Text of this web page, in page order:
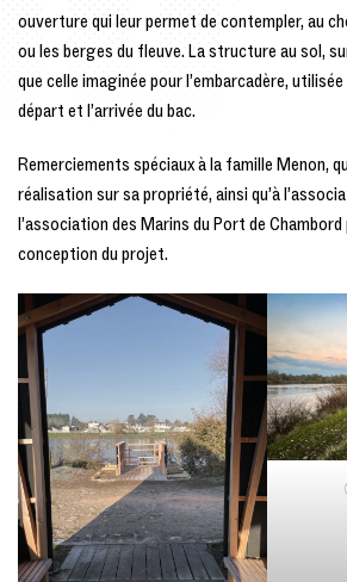
ouverture qui leur permet de contempler, au
ou les berges du fleuve. La structure au sol,
que celle imaginée pour l’embarcadère,
départ et l’arrivée du bac.
Remerciements spéciaux à la famille Menon,
réalisation sur sa propriété, ainsi qu’à
l’association des Marins du Port de
conception du projet.